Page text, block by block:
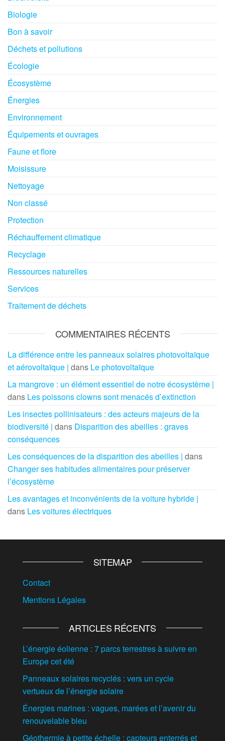
Biologie
Bon à savoir
Déchets et pollutions
Écologie
Écosystème
Énergies
Environnement
Équipements et ouvrages
Faune et flore
Moisissure
Nettoyage
Non classé
Protection
Réchauffement climatique
Recyclage
Ressources naturelles
Services
Traitement de déchets
COMMENTAIRES RÉCENTS
La différence entre les panneaux solaires photovoltaïque
et aérovoltaïque | dans Le photovoltaïque
La mangrove : un élément essentiel de notre écosystème |
dans Les poissons clowns sont menacés d’extinction
Les insectes pollinisateurs : des acteurs majeurs de la
biodiversité | dans Disparition des abeilles : graves
conséquences
Les conséquences de la disparition des abeilles | dans
Changer ses habitudes alimentaires pour préserver
l’écosystème
Les avantages et inconvénients de la voiture hybride |
dans Les voitures électriques
SITEMAP
Contact
Mentions Légales
ARTICLES RÉCENTS
L’énergie éolienne : 7 parcs terrestres à suivre en
Europe cet été
Panneaux solaires recyclés : vers un cycle
vertueux de l’énergie solaire
Énergies marines : vagues, marées et l’avenir du
renouvelable bleu
Géothermie à petite échelle : capteurs enterrés et